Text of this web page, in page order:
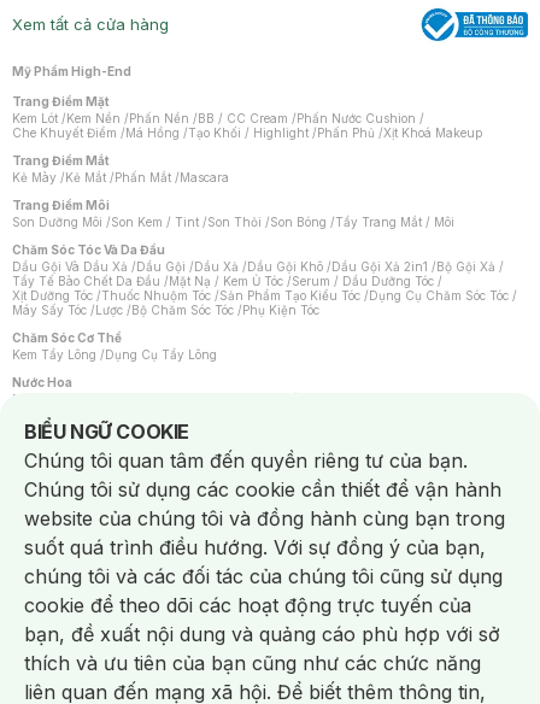
Xem tất cả cửa hàng
Mỹ Phẩm High-End
Trang Điểm Mặt
Kem Lót /Kem Nền /Phấn Nền /BB / CC Cream /Phấn Nước Cushion /
Che Khuyết Điểm /Má Hồng /Tạo Khối / Highlight /Phấn Phủ /Xịt Khoá Makeup
Trang Điểm Mắt
Kẻ Mày /Kẻ Mắt /Phấn Mắt /Mascara
Trang Điểm Môi
Son Dưỡng Môi /Son Kem / Tint /Son Thỏi /Son Bóng /Tẩy Trang Mắt / Môi
Chăm Sóc Tóc Và Da Đầu
Dầu Gội Và Dầu Xả /Dầu Gội /Dầu Xả /Dầu Gội Khô /Dầu Gội Xả 2in1 /Bộ Gội Xả /
Tẩy Tế Bào Chết Da Đầu /Mặt Nạ / Kem Ủ Tóc /Serum / Dầu Dưỡng Tóc /
Xịt Dưỡng Tóc /Thuốc Nhuộm Tóc /Sản Phẩm Tạo Kiểu Tóc /Dụng Cụ Chăm Sóc Tóc /
Máy Sấy Tóc /Lược /Bộ Chăm Sóc Tóc /Phụ Kiện Tóc
Chăm Sóc Cơ Thể
Kem Tẩy Lông /Dụng Cụ Tẩy Lông
Nước Hoa
Nước Hoa Nữ
Chăm Sóc Cá Nhân
Chống Muỗi /Khẩu Trang /Máy Massage/Mặt Nạ Xông Hơi /Nước Rửa Tay/
Sản Phẩm Chăm Sóc Khác /Bàn Chải Đánh Răng /Bàn Chải Điện/
Hỗ Trợ Trắng Răng/Kem Đánh Răng /Máy Tăm Nước/ Nước Súc Miệng/
Tăm / Chỉ Nha Khoa/ Xịt Thơm Miệng / Dung Dịch Vệ Sinh/Dưỡng Vùng Kín/
Khăn Ướt Vệ Sinh Vùng Kín/Băng Vệ Sinh/Tampon/Bọt Cạo Râu /Dao Cạo Râu/
Máy Cạo Râu
Vấn Đề Về Da
Da Dầu / Lỗ Chân Lông To/ Da Khô / Mất Nước/ Da Lão Hóa/ Da Mụn/
Da Nhạy Cảm / Kích Ứng
Da Xỉn Màu Thâm / Nám / Tàn Nhang
Quầng Thâm & Bọng Mắt /Sẹo /Viêm Da Cơ Địa
Dụng Cụ / Phụ Kiện Chăm Sóc Da
Bông Tẩy Trang
Khăn Lau Mặt Khô Dụng Cụ / Máy Rửa Mặt Máy Chăm Sóc Da
Dụng Cụ Chăm Sóc Khác
BIỂU NGỮ COOKIE
Notice about cookies usage
Chúng tôi quan tâm đến quyền riêng tư của bạn.
Chúng tôi sử dụng các cookie cần thiết để vận hành
website của chúng tôi và đồng hành cùng bạn trong
suốt quá trình điều hướng. Với sự đồng ý của bạn,
chúng tôi và các đối tác của chúng tôi cũng sử dụng
cookie để theo dõi các hoạt động trực tuyến của
bạn, đề xuất nội dung và quảng cáo phù hợp với sở
thích và ưu tiên của bạn cũng như các chức năng
liên quan đến mạng xã hội. Để biết thêm thông tin,